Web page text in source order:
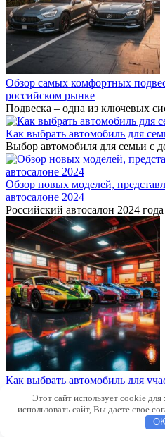
Обзор самых комфортных
российском рынке
Подвеска – одна из ключевых
Как выбрать автомобиль для
Выбор автомобиля для семьи с
Обзор новых моделей,
автосалоне 2024
Российский автосалон 2024
Как выбрать автомобиль для
джимхане
Джимхана — это один из
Этот сайт использует cookie
использовать сайт, Вы даете свое